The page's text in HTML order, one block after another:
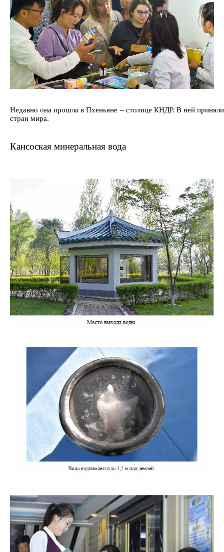
Недавно она прошла в Пхеньяне – столице КНДР. В ней
стран мира.
Кансоская минеральная вода